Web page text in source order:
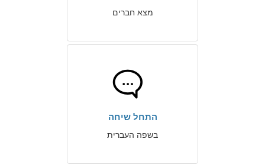
מצא חברים
התחל שיחה
בשפה העברית